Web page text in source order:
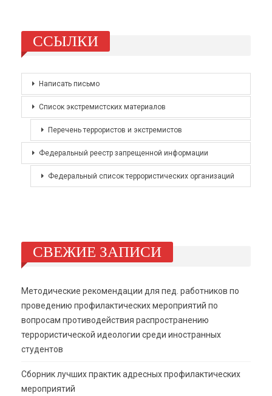
ССЫЛКИ
Написать письмо
Список экстремистских материалов
Перечень террористов и экстремистов
Федеральный реестр запрещенной информации
Федеральный список террористических организаций
СВЕЖИЕ ЗАПИСИ
Методические рекомендации для пед. работников по
проведению профилактических мероприятий по
вопросам противодействия распространению
террористической идеологии среди иностранных
студентов
Сборник лучших практик адресных профилактических
мероприятий